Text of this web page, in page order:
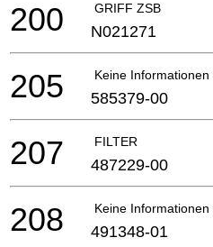
GRIFF ZSB
200 N021271
Keine Informationen
205 585379-00
FILTER
207 487229-00
Keine Informationen
208 491348-01